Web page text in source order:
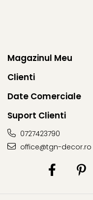
Magazinul Meu
Clienti
Date Comerciale
Suport Clienti
0727423790
office@tgn-decor.ro